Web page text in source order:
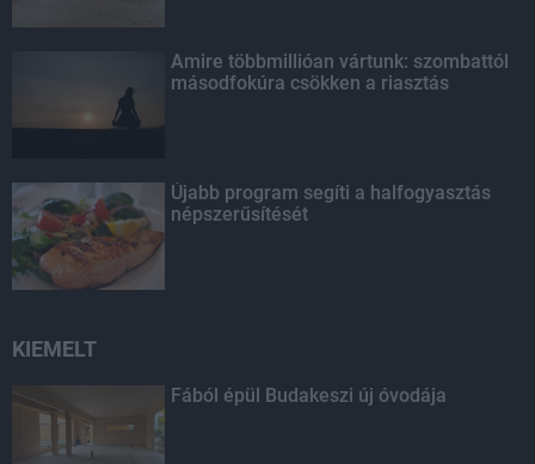
Amire többmillióan vártunk: szombattól
másodfokúra csökken a riasztás
Újabb program segíti a halfogyasztás
népszerűsítését
KIEMELT
Fából épül Budakeszi új óvodája